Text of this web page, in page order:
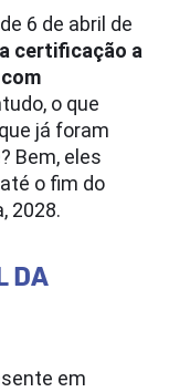
6 de abril de
certificação a
o que
já foram
Bem, eles
o fim do
2028.
DA
em